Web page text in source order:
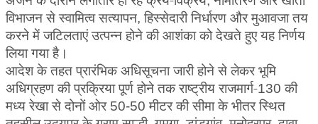
विभाजन से स्वामित्व सत्यापन,हिस्सेदारी निर्धारण और मुआवजा तय
करने में जटिलताएं उत्पन्न होने की आशंका को देखते हुए यह निर्णय
लिया गया है।
आदेश के तहत प्रारंभिक अधिसूचना जारी होने से लेकर भूमि
अधिग्रहण की प्रक्रिया पूर्ण होने तक राष्ट्रीय राजमार्ग-130की
मध्य रेखा से दोनों ओर 50-50मीटर की सीमा के भीतर स्थित